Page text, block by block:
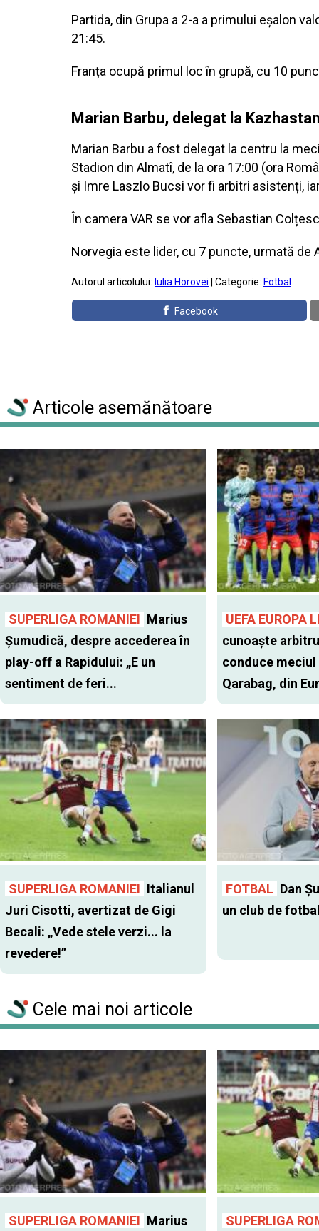
Partida, din Grupa a 2-a a primului eșalon
21:45.
Franța ocupă primul loc în grupă, cu 10
Marian Barbu, delegat la
Marian Barbu a fost delegat la centru la
Stadion din Almatî, de la ora 17:00 (ora
și Imre Laszlo Bucsi vor fi arbitri asistenți,
În camera VAR se vor afla Sebastian
Norvegia este lider, cu 7 puncte, urmată de
Autorul articolului: Iulia Horovei | Categorie: Fotbal
Facebook
Articole asemănătoare
SUPERLIGA ROMANIEI Marius
Șumudică, despre accederea în
play-off a Rapidului: „E un
sentiment de feri...
UEFA EUROPA
cunoaște
conduce meciul
Qarabag, din
SUPERLIGA ROMANIEI Italianul
Juri Cisotti, avertizat de Gigi
Becali: „Vede stele verzi... la
revedere!”
FOTBAL Dan
un club de
Cele mai noi articole
SUPERLIGA ROMANIEI Marius SUPERLIGA